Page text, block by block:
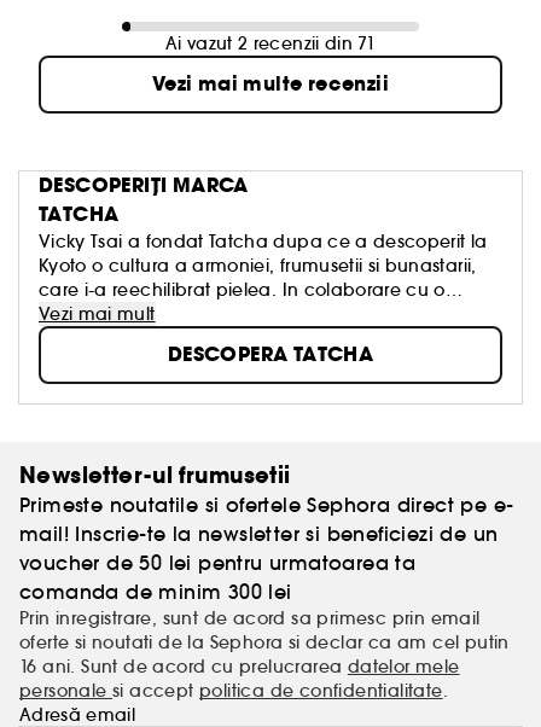
Ai vazut 2 recenzii din 71
Vezi mai multe recenzii
DESCOPERIȚI MARCA
TATCHA
Vicky Tsai a fondat Tatcha dupa ce a descoperit la
Kyoto o cultura a armoniei, frumusetii si bunastarii,
care i-a reechilibrat pielea. In colaborare cu o
echipa talentata din Japonia, ea a creat produse
japoneze de ingrijire a pielii cu efect de
transformare, care hranesc atat tenul, cat si spiritul.
Vezi mai mult
DESCOPERA TATCHA
Newsletter-ul frumusetii
Primeste noutatile si ofertele Sephora direct pe e-
mail! Inscrie-te la newsletter si beneficiezi de un
voucher de 50 lei pentru urmatoarea ta
comanda de minim 300 lei
Prin inregistrare, sunt de acord sa primesc prin email
oferte si noutati de la Sephora si declar ca am cel putin
16 ani. Sunt de acord cu prelucrarea datelor mele
personalesi accept politica de confidentialitate.
Adresă email